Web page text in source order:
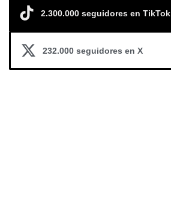
2.300.000 seguidores en TikTok
232.000 seguidores en X